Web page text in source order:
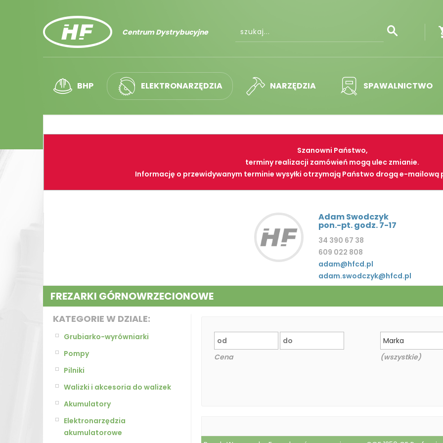
Centrum Dystrybucyjne
BHP ELEKTRONARZĘDZIA NARZĘDZIA SPAWALNICTWO
Szanowni Państwo,
terminy realizacji zamówień mogą ulec zmianie.
Informację o przewidywanym terminie wysyłki otrzymają Państwo drogą e-mailową
Adam Swodczyk
pon.-pt. godz. 7-17
34 390 67 38
609 022 808
adam@hfcd.pl
adam.swodczyk@hfcd.pl
FREZARKI GÓRNOWRZECIONOWE
KATEGORIE W DZIALE:
Grubiarko-wyrówniarki
Pompy
Pilniki
Walizki i akcesoria do walizek
Akumulatory
Elektronarzędzia
akumulatorowe
Cena
Marka
(wszystkie)